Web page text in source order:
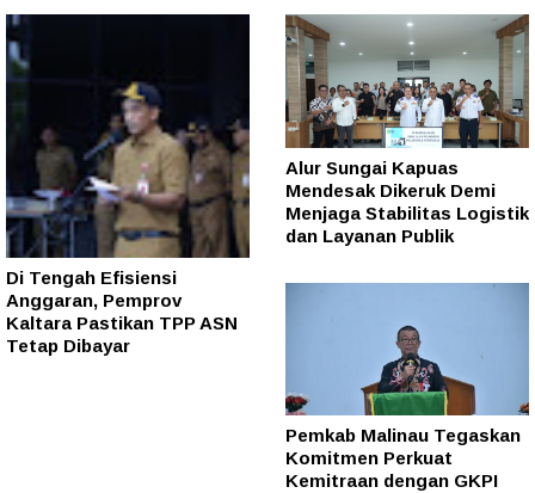
Di Tengah Efisiensi
Anggaran, Pemprov
Kaltara Pastikan TPP ASN
Tetap Dibayar
Alur Sungai Kapuas
Mendesak Dikeruk Demi
Menjaga Stabilitas Logistik
dan Layanan Publik
Pemkab Malinau Tegaskan
Komitmen Perkuat
Kemitraan dengan GKPI